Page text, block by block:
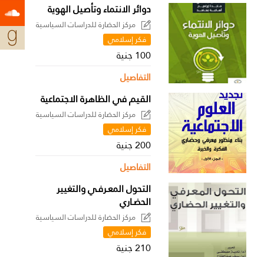
دوائر الانتماء وتأصيل الهوية
مركز الحضارة للدراسات السياسية
فكر إسلامي
100 جنية
التفاصيل
القيم في الظاهرة الاجتماعية
مركز الحضارة للدراسات السياسية
فكر إسلامي
200 جنية
التفاصيل
التحول المعـرفـي والتغيير
الحضـاري
مركز الحضارة للدراسات السياسية
فكر إسلامي
210 جنية